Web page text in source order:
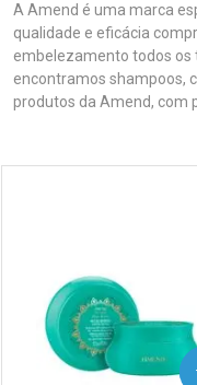
A Amend é uma marca
qualidade e eficácia
embelezamento todos os
encontramos shampoos,
produtos da Amend, com
COMPRAR